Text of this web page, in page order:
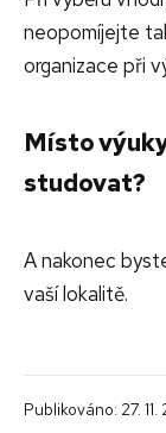
neopomíjejte
organizace při
Místo
studovat?
A nakonec
vaší lokalitě.
Publikováno: 27.